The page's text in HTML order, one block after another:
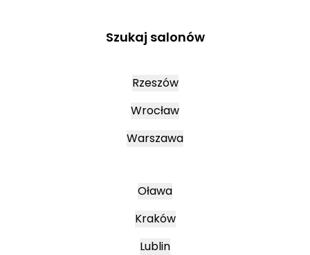
Szukaj salonów
Rzeszów
Wrocław
Warszawa
Oława
Kraków
Lublin